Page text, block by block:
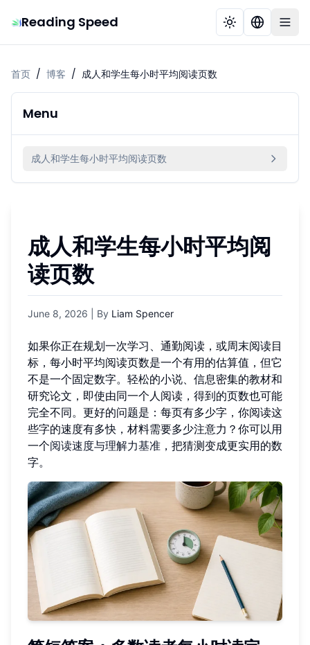
Reading Speed
首页 / 博客 / 成人和学生每小时平均阅读页数
Menu
成人和学生每小时平均阅读页数
成人和学生每小时平均阅
读页数
June 8, 2026 | By Liam Spencer
如果你正在规划一次学习、通勤阅读，或周末阅读目
标，每小时平均阅读页数是一个有用的估算值，但它
不是一个固定数字。轻松的小说、信息密集的教材和
研究论文，即使由同一个人阅读，得到的页数也可能
完全不同。更好的问题是：每页有多少字，你阅读这
些字的速度有多快，材料需要多少注意力？你可以用
一个阅读速度与理解力基准 ，把猜测变成更实用的数
字。